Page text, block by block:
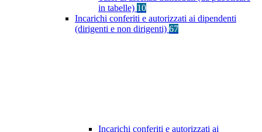
in tabelle) 10
Incarichi conferiti e autorizzati ai dipendenti
(dirigenti e non dirigenti) 67
Incarichi conferiti e autorizzati ai